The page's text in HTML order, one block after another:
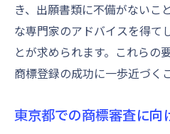
き、出願書類に不備がないこ
な専門家のアドバイスを得て
とが求められます。これらの
商標登録の成功に一歩近づく
東京都での商標審査に向